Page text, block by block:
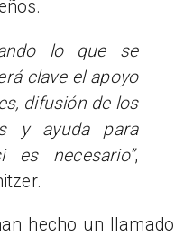
lo que se
clave el apoyo
difusión de los
y ayuda para
es necesario”,
hecho un llamado